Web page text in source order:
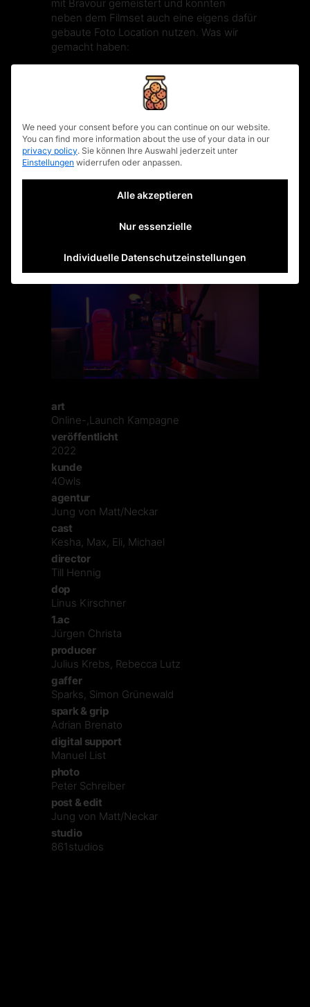
mit Bravour gemeistert und konnten
neben dem Filmset auch eine eigens dafür
gebaute Foto Location nutzen. Was wir
gemacht haben:
PreProduktion, Model Casting
Alle Aufgaben der Film- und
Filmarbeiten
Auslieferung des Endprodukts Launchfilm
Lieferung von Social-Media-Assets
Lieferung von Ausschnitten für PoS,
Pressezwecke und zusätzliche Filmproduktion
art
Online-,Launch Kampagne
veröffentlicht
2022
kunde
4Owls
agentur
Jung von Matt/Neckar
cast
Kesha, Max, Eli, Michael
director
Till Hennig
dop
Linus Kirschner
1.ac
Jürgen Christa
producer
Julius Krebs, Rebecca Lutz
gaffer
Sparks, Simon Grünewald
spark & grip
Adrian Brenato
digital support
Manuel List
photo
Peter Schreiber
post & edit
Jung von Matt/Neckar
studio
861studios
privacy policy
We need your consent before you can continue on our website.
You can find more information about the use of your data in our
privacy policy. Sie können Ihre Auswahl jederzeit unter
Einstellungen widerrufen oder anpassen.
Alle akzeptieren
Nur essenzielle
Individuelle Datenschutzeinstellungen